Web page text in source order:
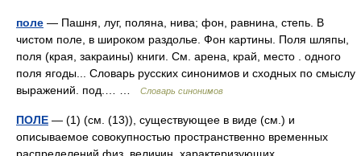
поле — Пашня, луг, поляна, нива; фон, равнина, степь. В
чистом поле, в широком раздолье. Фон картины. Поля шляпы,
поля (края, закраины) книги. См. арена, край, место . одного
поля ягоды... Словарь русских синонимов и сходных по смыслу
выражений. под.… …
Словарь синонимов
ПОЛЕ — (1) (см. (13)), существующее в виде (см.) и
описываемое совокупностью пространственно временных